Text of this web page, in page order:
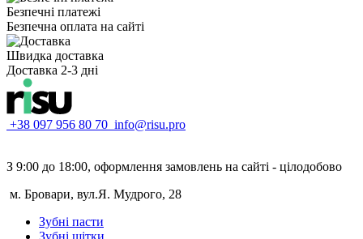
Безпечні платежі
Безпечна оплата на сайті
Швидка доставка
Доставка 2-3 дні
+38 097 956 80 70 info@risu.pro
З 9:00 до 18:00, оформлення замовлень на сайті - цілодобово
м. Бровари, вул.Я. Мудрого, 28
Зубні пасти